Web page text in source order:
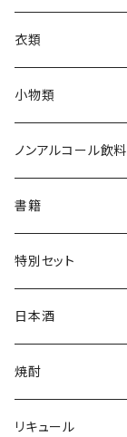
衣類
Tシャツ
ジャンパー
帽子・ニット帽
タオル・トートバッグ
小物類
枡
絵馬
キーホルダー
ミニゼッケン
ノンアルコール飲料
水
サイダー
甘酒
天然炭酸水
書籍
特別セット
日本酒
シェフヒロ×市野屋
浪漫亭企画商品
焼酎
ｻｸﾗｵﾌﾞﾙﾜﾘｰ ダル
リキュール